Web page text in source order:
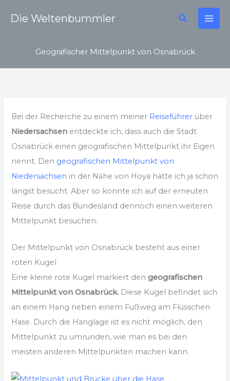
InhaltDie Weltenbummler Suchen
Geografischer Mittelpunkt von Osnabrück
Bei der Recherche zu einem meiner Reiseführer über
Niedersachsen entdeckte ich, dass auch die Stadt
Osnabrück einen geografischen Mittelpunkt ihr Eigen
nennt. Den geografischen Mittelpunkt von
Niedersachsen in der Nähe von Hoya hatte ich ja schon
längst besucht. Aber so konnte ich auf der erneuten
Reise durch das Bundesland dennoch einen weiteren
Mittelpunkt besuchen.
Der Mittelpunkt von Osnabrück besteht aus einer
roten Kugel
Eine kleine rote Kugel markiert dengeografischen
Mittelpunkt von Osnabrück. Diese Kugel befindet sich
an einem Hang neben einem Fußweg am Flüsschen
Hase. Durch die Hanglage ist es nicht möglich, den
Mittelpunkt zu umrunden, wie man es bei den
meisten anderen Mittelpunkten machen kann.